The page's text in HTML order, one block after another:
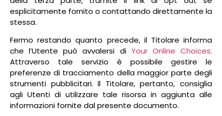
esplicitamente fornito o contattando direttamente la
stessa.
Fermo restando quanto precede, il Titolare informa
che l’Utente può avvalersi di Your Online Choices.
Attraverso tale servizio è possibile gestire le
preferenze di tracciamento della maggior parte degli
strumenti pubblicitari. Il Titolare, pertanto, consiglia
agli Utenti di utilizzare tale risorsa in aggiunta alle
informazioni fornite dal presente documento.